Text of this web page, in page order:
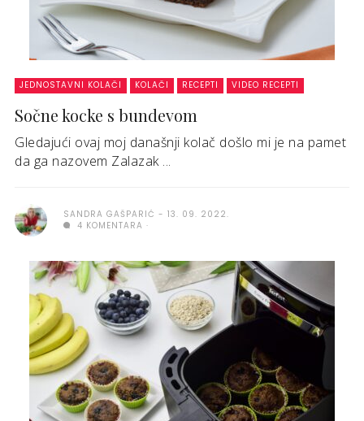
JEDNOSTAVNI KOLAČI KOLAČI RECEPTI VIDEO RECEPTI
Sočne kocke s bundevom
Gledajući ovaj moj današnji kolač došlo mi je na pamet
da ga nazovem Zalazak ...
SANDRA GAŠPARIĆ
13. 09. 2022.
4 KOMENTARA